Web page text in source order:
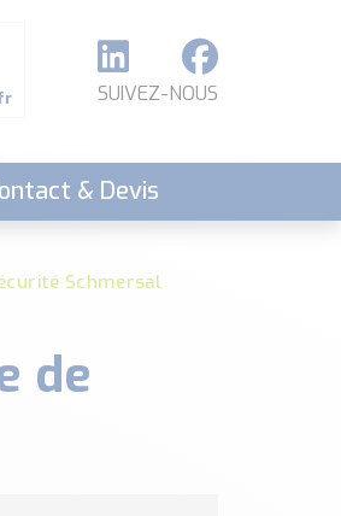
SUIVEZ-NOUS
& Devis
Schmersal
de